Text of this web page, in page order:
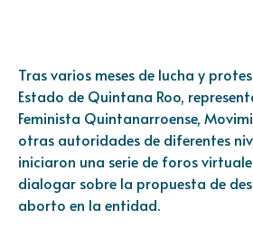
Tras varios meses de lucha y
Estado de Quintana Roo,
Feminista Quintanarroense,
otras autoridades de diferentes
iniciaron una serie de foros
dialogar sobre la propuesta de
aborto en la entidad.